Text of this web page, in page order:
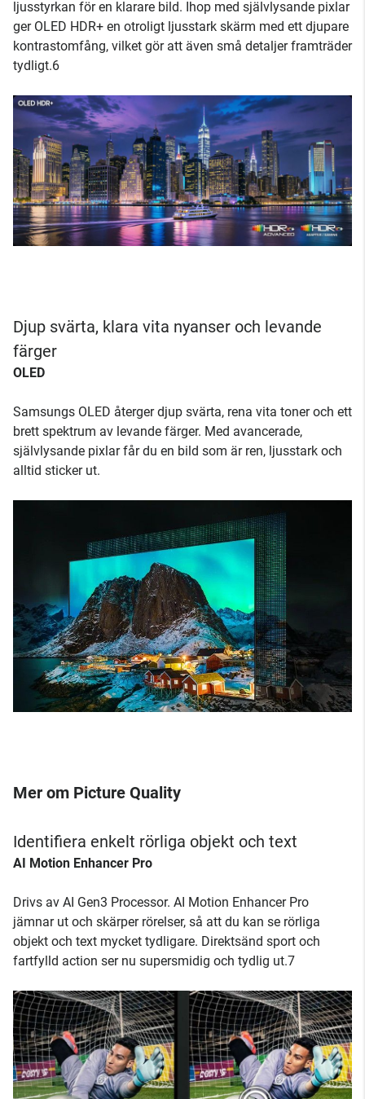
ljusstyrkan för en klarare bild. Ihop med självlysande pixlar
ger OLED HDR+ en otroligt ljusstark skärm med ett djupare
kontrastomfång, vilket gör att även små detaljer framträder
tydligt.6
Djup svärta, klara vita nyanser och levande
färger
OLED
Samsungs OLED återger djup svärta, rena vita toner och ett
brett spektrum av levande färger. Med avancerade,
självlysande pixlar får du en bild som är ren, ljusstark och
alltid sticker ut.
Mer om Picture Quality
Identifiera enkelt rörliga objekt och text
AI Motion Enhancer Pro
Drivs av AI Gen3 Processor. AI Motion Enhancer Pro
jämnar ut och skärper rörelser, så att du kan se rörliga
objekt och text mycket tydligare. Direktsänd sport och
fartfylld action ser nu supersmidig och tydlig ut.7